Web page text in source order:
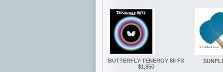
BUTTERFLY-TENERGY 80 FX
$1,850